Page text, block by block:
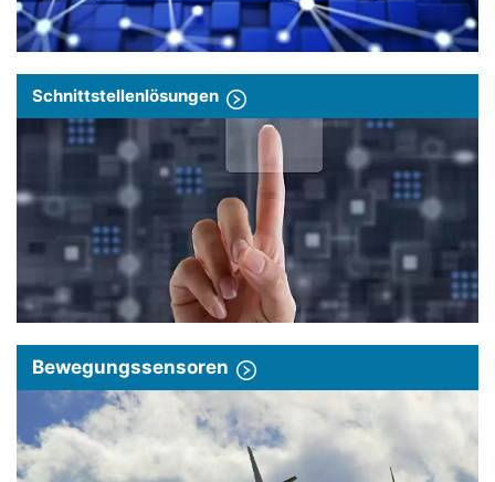
Schnittstellenlösungen
Bewegungssensoren